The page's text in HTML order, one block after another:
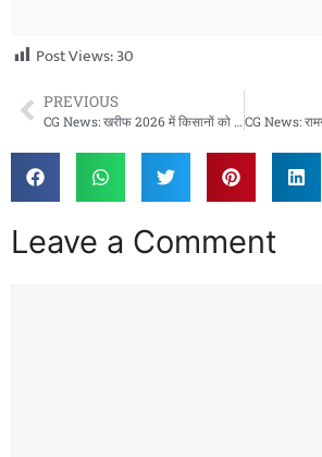
Post Views:30
PREVIOUS
CG News: खरीफ 2026 में किसानों को बड़ी राहत, यूरिया वितरण की 80% सीमा खत्म, एक बार में मिलेगी पूरी पात्रता
Leave a Comment